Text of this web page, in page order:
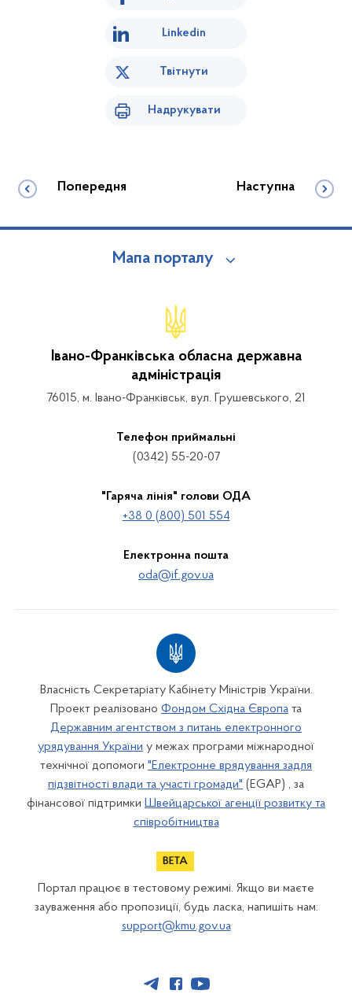
Linkedin
Твітнути
Надрукувати
Попередня Наступна
Мапа порталу
Івано-Франківська обласна державна
адміністрація
76015, м. Івано-Франківськ, вул. Грушевського, 21
Телефон приймальні
(0342) 55-20-07
"Гаряча лінія" голови ОДА
+38 0 (800) 501 554
Електронна пошта
oda@if.gov.ua
Власність Секретаріату Кабінету Міністрів України.
Проект реалізовано Фондом Східна Європа та
Державним агентством з питань електронного
урядування України у межах програми міжнародної
технічної допомоги "Електронне врядування задля
підзвітності влади та участі громади" (EGAP) , за
фінансової підтримки Швейцарської агенції розвитку та
співробітництва
Портал працює в тестовому режимі. Якщо ви маєте
зауваження або пропозиції, будь ласка, напишіть нам:
support@kmu.gov.ua